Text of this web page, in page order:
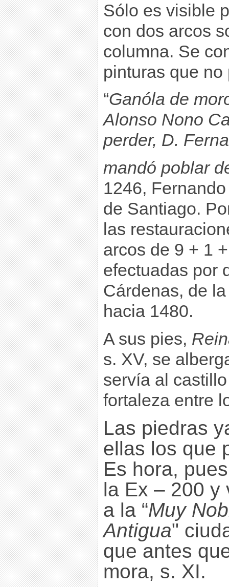
Sólo es visible
con dos arcos
columna. Se
pinturas que
“Ganóla de
Alonso Nono
perder, D.
mandó poblar
1246,
de Santiago.
las
arcos de 9 + 1
efectuadas por
Cárdenas, de
hacia 1480.
A sus pies,
s. XV, se
servía al
fortaleza entre
Las piedras
ellas los que
Es hora,
la Ex – 200 y
a la “Muy
Antigua"
que antes
mora, s. XI.